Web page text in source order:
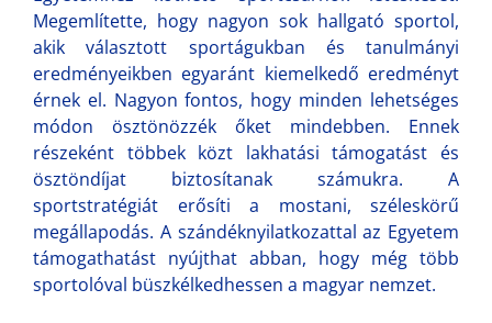
Megemlítette, hogy nagyon sok hallgató sportol,
akik választott sportágukban és tanulmányi
eredményeikben egyaránt kiemelkedő eredményt
érnek el. Nagyon fontos, hogy minden lehetséges
módon ösztönözzék őket mindebben. Ennek
részeként többek közt lakhatási támogatást és
ösztöndíjat biztosítanak számukra. A
sportstratégiát erősíti a mostani, széleskörű
megállapodás. A szándéknyilatkozattal az Egyetem
támogathatást nyújthat abban, hogy még több
sportolóval büszkélkedhessen a magyar nemzet.